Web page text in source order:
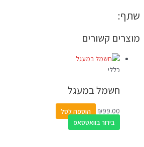
שתף:
מוצרים קשורים
כללי
חשמל במעגל
₪99.00
הוספה לסל
בירור בוואטסאפ